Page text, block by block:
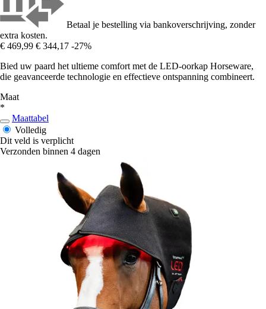
Betaal je bestelling via bankoverschrijving, zonder
extra kosten.
€ 469,99 € 344,17 -27%
Bied uw paard het ultieme comfort met de LED-oorkap Horseware,
die geavanceerde technologie en effectieve ontspanning combineert.
Maat
*
Maattabel
Volledig
Dit veld is verplicht
Verzonden binnen 4 dagen